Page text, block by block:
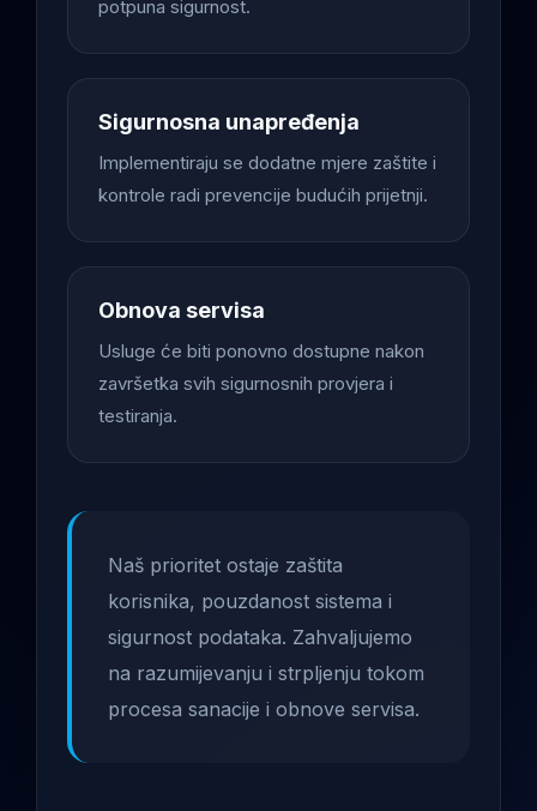
potpuna sigurnost.
Sigurnosna unapređenja
Implementiraju se dodatne mjere zaštite i
kontrole radi prevencije budućih prijetnji.
Obnova servisa
Usluge će biti ponovno dostupne nakon
završetka svih sigurnosnih provjera i
testiranja.
Naš prioritet ostaje zaštita
korisnika, pouzdanost sistema i
sigurnost podataka. Zahvaljujemo
na razumijevanju i strpljenju tokom
procesa sanacije i obnove servisa.